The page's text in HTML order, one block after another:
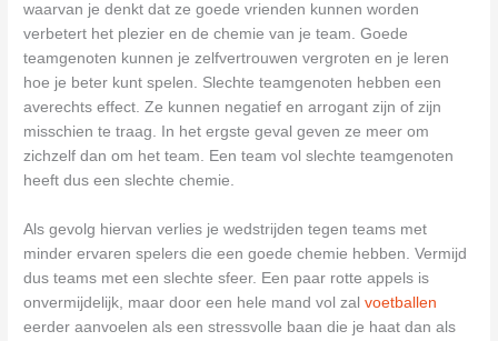
waarvan je denkt dat ze goede vrienden kunnen worden
verbetert het plezier en de chemie van je team. Goede
teamgenoten kunnen je zelfvertrouwen vergroten en je leren
hoe je beter kunt spelen. Slechte teamgenoten hebben een
averechts effect. Ze kunnen negatief en arrogant zijn of zijn
misschien te traag. In het ergste geval geven ze meer om
zichzelf dan om het team. Een team vol slechte teamgenoten
heeft dus een slechte chemie.
Als gevolg hiervan verlies je wedstrijden tegen teams met
minder ervaren spelers die een goede chemie hebben. Vermijd
dus teams met een slechte sfeer. Een paar rotte appels is
onvermijdelijk, maar door een hele mand vol zalvoetballen
eerder aanvoelen als een stressvolle baan die je haat dan als